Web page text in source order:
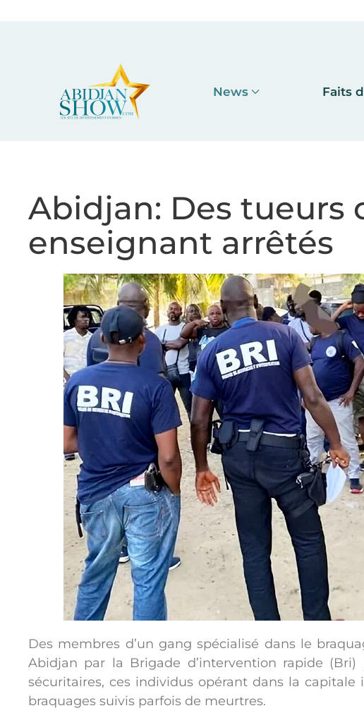
News Faits
Abidjan: Des tueurs
enseignant arrêtés
Des membres d’un gang spécialisé dans le
Abidjan par la Brigade d’intervention rapide
sécuritaires, ces individus opérant dans la
braquages suivis parfois de meurtres.